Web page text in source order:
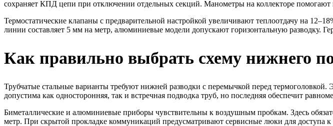
сохраняет КПД цепи при отключении отдельных секций. Манометры на коллекторе помогают
Термостатические клапаны с предварительной настройкой увеличивают теплоотдачу на
линии составляет 5 мм на метр, алюминиевые модели допускают горизонтальную разводку.
Как правильно выбрать схему нижнего
Трубчатые стальные варианты требуют нижней разводки с перемычкой перед
допустима как односторонняя, так и встречная подводка труб, но последняя обеспечит
Биметаллические и алюминиевые приборы чувствительны к воздушным пробкам. Здесь
метр. При скрытой прокладке коммуникаций предусматривают сервисные люки для доступа к